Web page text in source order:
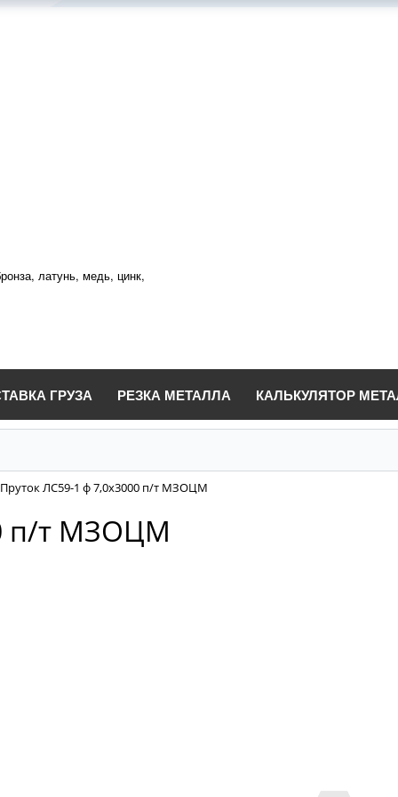
латунь, медь, цинк,
ГРУЗА РЕЗКА МЕТАЛЛА КАЛЬКУЛЯТОР
Пруток ЛС59-1 ф 7,0х3000 п/т МЗОЦМ
п/т МЗОЦМ